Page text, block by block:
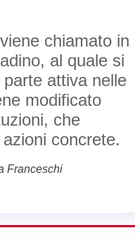
chiamato in
al quale si
attiva nelle
modificato
che
concrete.
Franceschi